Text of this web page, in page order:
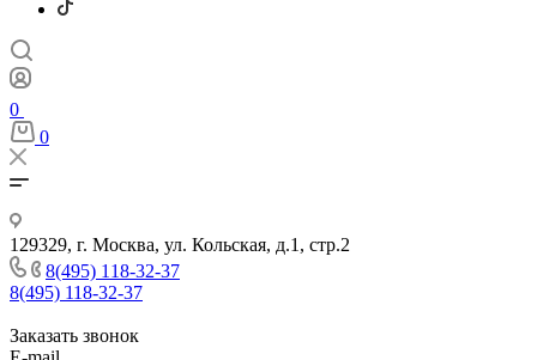
0
0
129329, г. Москва, ул. Кольская, д.1, стр.2
8(495) 118-32-37
8(495) 118-32-37
Заказать звонок